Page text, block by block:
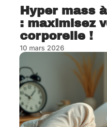
Hyper mass
: maximisez
corporelle !
10 mars 2026